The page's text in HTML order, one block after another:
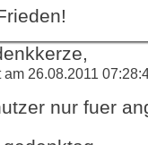
26.08.2011
nur fuer